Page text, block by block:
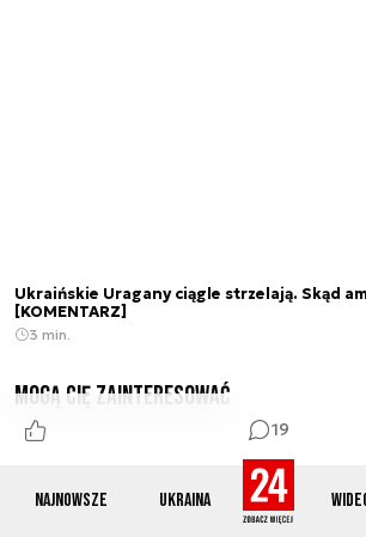
Najnowsze Ukraina
19
Ukraińskie Uragany ciągle strzelają. Skąd
[KOMENTARZ]
3 min.
Mogą Cię zainteresować